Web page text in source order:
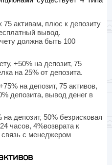
75 активам, плюс к депозиту
вывод.
должна быть 100
+50% на депозит, 75
на 25% от депозита.
на депозит, 75 активов,
депозита, вывод денег в
депозит, 50% безрисковая
часов, 4%возврата к
связь с менеджером